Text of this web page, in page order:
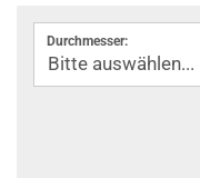
Durchmesser: